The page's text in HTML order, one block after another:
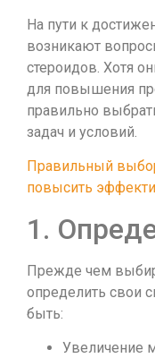
На пути к
возникают
стероидов. Хотя
для повышения
правильно
задач и условий.
Правильный
повысить
1.
Прежде чем
определить свои
быть:
Увеличение